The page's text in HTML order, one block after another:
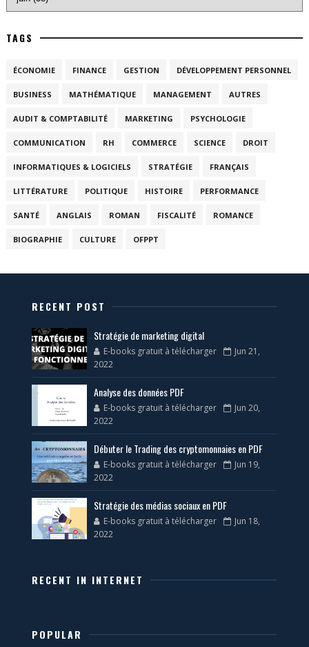
TAGS
ÉCONOMIE FINANCE GESTION DÉVELOPPEMENT PERSONNEL
BUSINESS MATHÉMATIQUE MANAGEMENT AUTRES
AUDIT & COMPTABILITÉ MARKETING PSYCHOLOGIE
COMMUNICATION RH COMMERCE SCIENCE DROIT
INFORMATIQUES & LOGICIELS STRATÉGIE FRANÇAIS
LITTÉRATURE POLITIQUE HISTOIRE PERFORMANCE
SANTÉ ANGLAIS ROMAN FISCALITÉ ROMANCE
BIOGRAPHIE CULTURE OFPPT
RECENT POST
Stratégie de marketing digital
E-books gratuit à télécharger
Jun 21,
2022
Analyse des données PDF
E-books gratuit à télécharger
Jun 20,
2022
Débuter le Trading des cryptomonnaies en PDF
E-books gratuit à télécharger
Jun 19,
2022
Stratégie des médias sociaux en PDF
E-books gratuit à télécharger
Jun 18,
2022
RECENT IN INTERNET
POPULAR